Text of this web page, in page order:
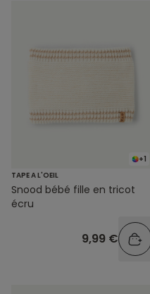
+1
TAPE A L'OEIL
Snood bébé fille en tricot
écru
9,99 €